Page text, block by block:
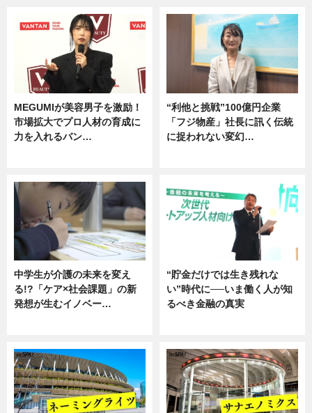
MEGUMIが美容男子を激励！
市場拡大でプロ人材の育成に
力を入れるバン…
“利他と挑戦”100億円企業
「フジ物産」社長に訊く伝統
に捉われない変幻…
中学生が介護の未来を変え
る!?「ケア×社会課題」の新
発想が生むイノベー…
“貯金だけでは生き残れな
い”時代に──いま働く人が知
るべき金融の真実